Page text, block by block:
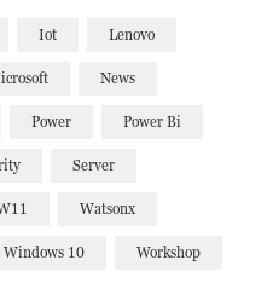
Iot Lenovo
News
Power Power Bi
Server
Watsonx
Windows 10 Workshop